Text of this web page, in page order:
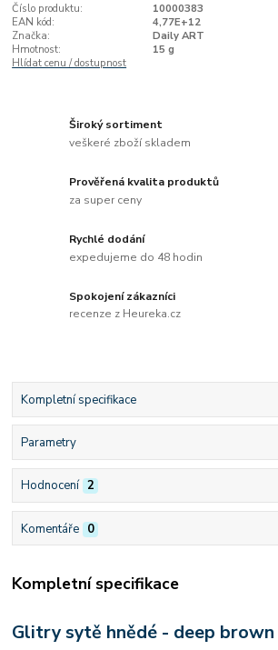
Číslo produktu:
10000383
EAN kód:
4,77E+12
Značka:
Daily ART
Hmotnost:
15 g
Hlídat cenu / dostupnost
Široký sortiment
veškeré zboží skladem
Prověřená kvalita produktů
za super ceny
Rychlé dodání
expedujeme do 48 hodin
Spokojení zákazníci
recenze z Heureka.cz
Kompletní specifikace
Parametry
Hodnocení 2
Komentáře 0
Kompletní specifikace
Glitry sytě hnědé - deep